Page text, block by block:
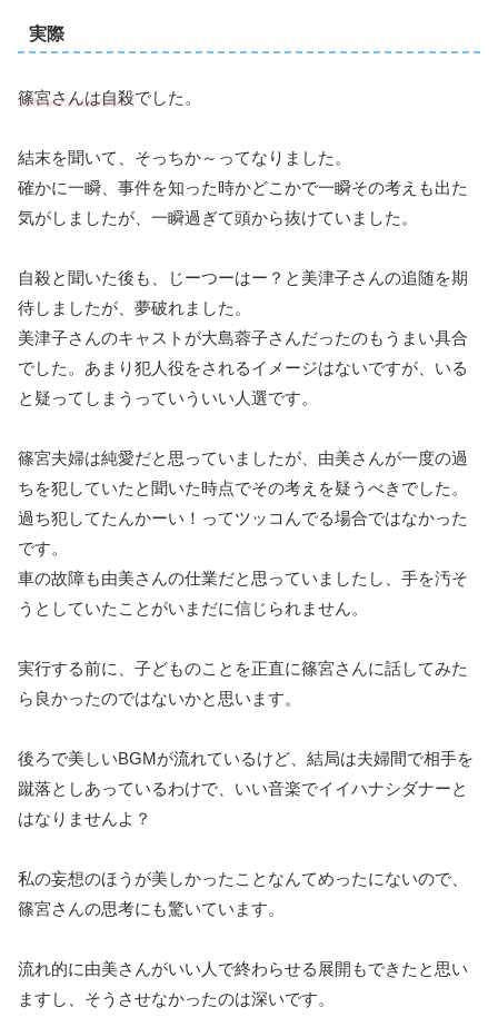
実際
篠宮さんは自殺でした。
結末を聞いて、そっちか～ってなりました。
確かに一瞬、事件を知った時かどこかで一瞬その考えも出た
気がしましたが、一瞬過ぎて頭から抜けていました。
自殺と聞いた後も、じーつーはー？と美津子さんの追随を期
待しましたが、夢破れました。
美津子さんのキャストが大島蓉子さんだったのもうまい具合
でした。あまり犯人役をされるイメージはないですが、いる
と疑ってしまうっていういい人選です。
篠宮夫婦は純愛だと思っていましたが、由美さんが一度の過
ちを犯していたと聞いた時点でその考えを疑うべきでした。
過ち犯してたんかーい！ってツッコんでる場合ではなかった
です。
車の故障も由美さんの仕業だと思っていましたし、手を汚そ
うとしていたことがいまだに信じられません。
実行する前に、子どものことを正直に篠宮さんに話してみた
ら良かったのではないかと思います。
後ろで美しいBGMが流れているけど、結局は夫婦間で相手を
蹴落としあっているわけで、いい音楽でイイハナシダナーと
はなりませんよ？
私の妄想のほうが美しかったことなんてめったにないので、
篠宮さんの思考にも驚いています。
流れ的に由美さんがいい人で終わらせる展開もできたと思い
ますし、そうさせなかったのは深いです。